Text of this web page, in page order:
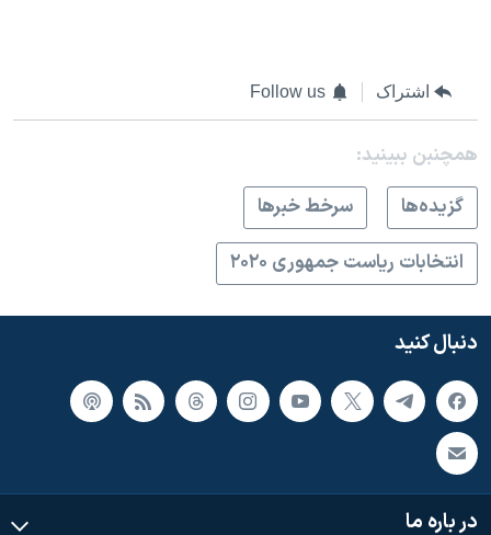
اشتراک Follow us
همچنبن ببینید:
گزيده‌ها
سرخط خبرها
انتخابات ریاست جمهوری ۲۰۲۰
دنبال کنید
در باره ما